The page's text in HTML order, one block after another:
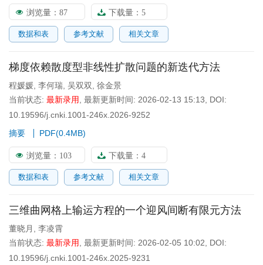
浏览量： 87 下载量： 5
数据和表 参考文献 相关文章
梯度依赖散度型非线性扩散问题的新迭代方法
程媛媛 李何瑞 吴双双
徐金景
当前状态: 最新录用 最新更新时间: 2026-02-13 15:13
DOI:
10.19596/j.cnki.1001-246x.2026-9252
摘要
PDF(0.4MB)
浏览量： 103 下载量： 4
数据和表 参考文献 相关文章
三维曲网格上输运方程的一个迎风间断有限元方法
董晓月
李凌霄
当前状态: 最新录用 最新更新时间: 2026-02-05 10:02
DOI:
10.19596/j.cnki.1001-246x.2025-9231